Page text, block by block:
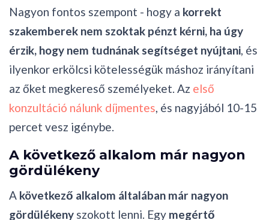
Nagyon fontos szempont - hogy a korrekt
szakemberek nem szoktak pénzt kérni, ha úgy
érzik, hogy nem tudnának segítséget nyújtani, és
ilyenkor erkölcsi kötelességük máshoz irányítani
az őket megkereső személyeket. Az első
konzultáció nálunk díjmentes, és nagyjából 10-15
percet vesz igénybe.
A következő alkalom már nagyon
gördülékeny
A következő alkalom általában már nagyon
gördülékeny szokott lenni. Egy megértő